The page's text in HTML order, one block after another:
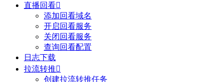
直播回看
添加回看域名
开启回看服务
关闭回看服务
查询回看配置
日志下载
拉流转推
创建拉流转推任务